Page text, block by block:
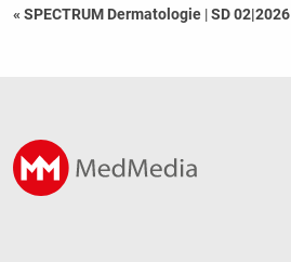
« SPECTRUM Dermatologie |SD 02|2026